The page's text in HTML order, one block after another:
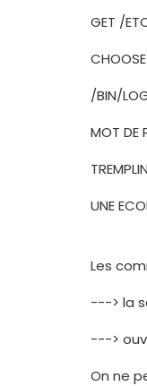
GET /
/BIN/
MOT DE
UNE
Les
---> la
--->
On ne